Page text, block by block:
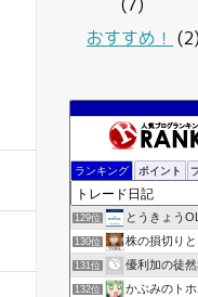
おすすめ！ (2)
ランキング ポイント
127位 東証メモ
128位 ありさん5252
129位 とうきょう
130位 株の損切り
131位 優利加の徒
132位 かぶみのト